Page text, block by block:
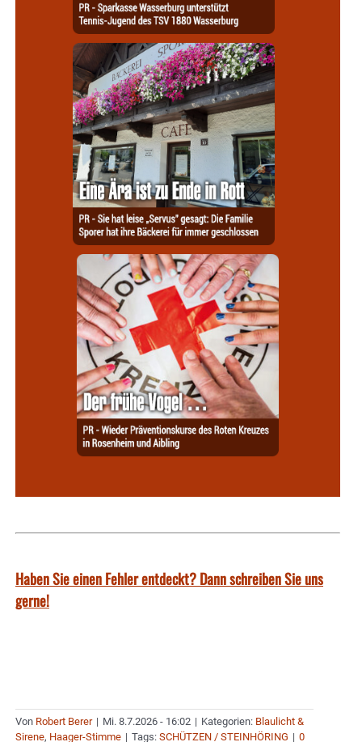
Haben Sie einen Fehler entdeckt? Dann schreiben Sie uns
gerne!
Von Robert Berer | Mi. 8.7.2026 - 16:02 | Kategorien: Blaulicht &
Sirene, Haager-Stimme | Tags: SCHÜTZEN / STEINHÖRING | 0